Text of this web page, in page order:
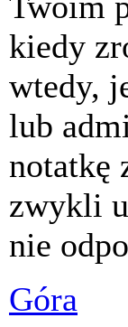
kiedy
wtedy,
lub
notatkę
zwykli
nie
Góra